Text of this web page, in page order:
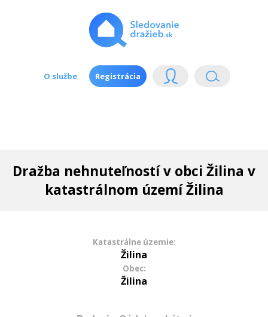
O službe Registrácia
Dražba nehnuteľností v obci Žilina v
katastrálnom území Žilina
Katastrálne územie:
Žilina
Obec:
Žilina